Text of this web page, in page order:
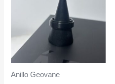
Anillo Geovane